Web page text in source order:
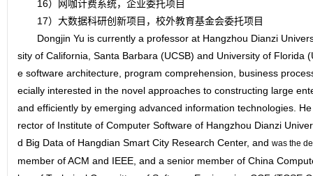
16）网咖计费系统，企业委托项目
17）大数据科研创新项目，校外教育基金会委托项目
Dongjin Yu is currently a professor at Hangzhou Dianzi
sity of California, Santa Barbara (UCSB) and University of Florida
e software architecture, program comprehension, business
ecially interested in the novel approaches to constructing large
and efficiently by emerging advanced information technologies.
rector of Institute of Computer Software of Hangzhou Dianzi
d Big Data of Hangdian Smart City Research Center, and was the
member of ACM and IEEE, and a senior member of China